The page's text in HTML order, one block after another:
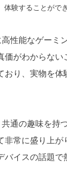
体験することがで
性能なゲーミ
がわからない
おり、実物を体
共通の趣味を持
非常に盛り上
バイスの話題